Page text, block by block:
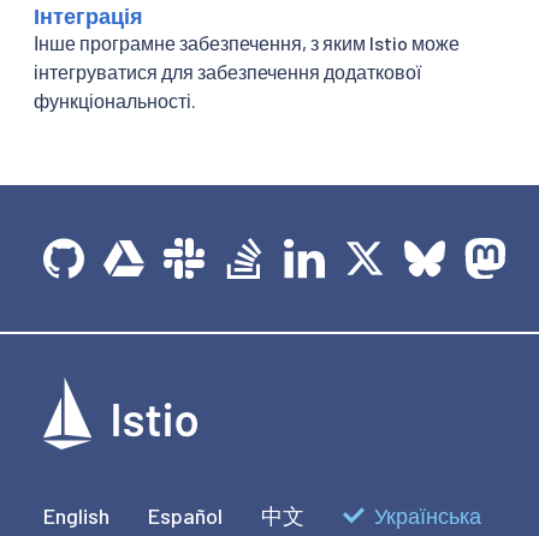
Інтеграція
Інше програмне забезпечення, з яким Istio може
інтегруватися для забезпечення додаткової
функціональності.
English Español 中文 Українська